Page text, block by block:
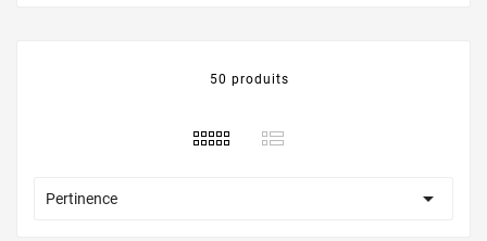
50 produits
Pertinence 